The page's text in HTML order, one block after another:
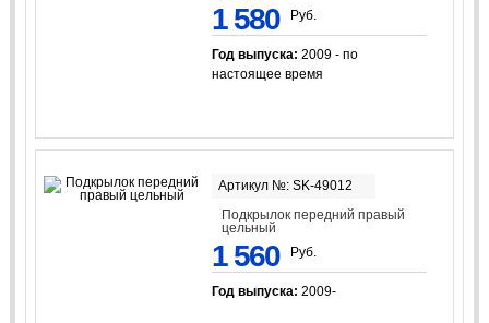
1 580 Руб.
Год выпуска: 2009 - по
настоящее время
Артикул №: SK-49012
Подкрылок передний правый
цельный
1 560 Руб.
Год выпуска: 2009-